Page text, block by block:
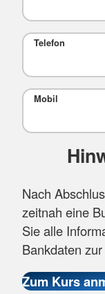
Telefon
Mobil
Nach
zeitnah eine
Sie alle
Bankdaten